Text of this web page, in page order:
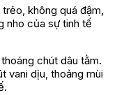
không quá đậm,
nho của sự tinh tế
chút dâu tằm.
vani dịu, thoảng mùi